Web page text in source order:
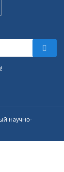
научно-